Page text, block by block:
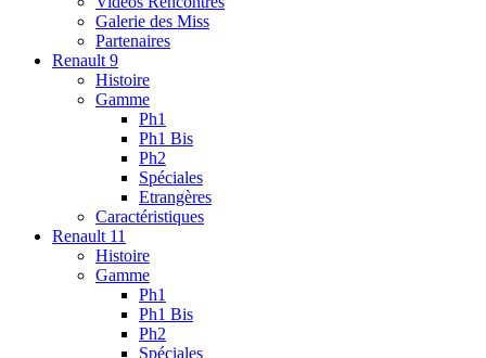
Galerie des Miss
Partenaires
Renault 9
Histoire
Gamme
Ph1
Ph1 Bis
Ph2
Spéciales
Etrangères
Caractéristiques
Renault 11
Histoire
Gamme
Ph1
Ph1 Bis
Ph2
Spéciales